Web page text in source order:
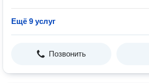
Ещё 9 услуг
Позвонить